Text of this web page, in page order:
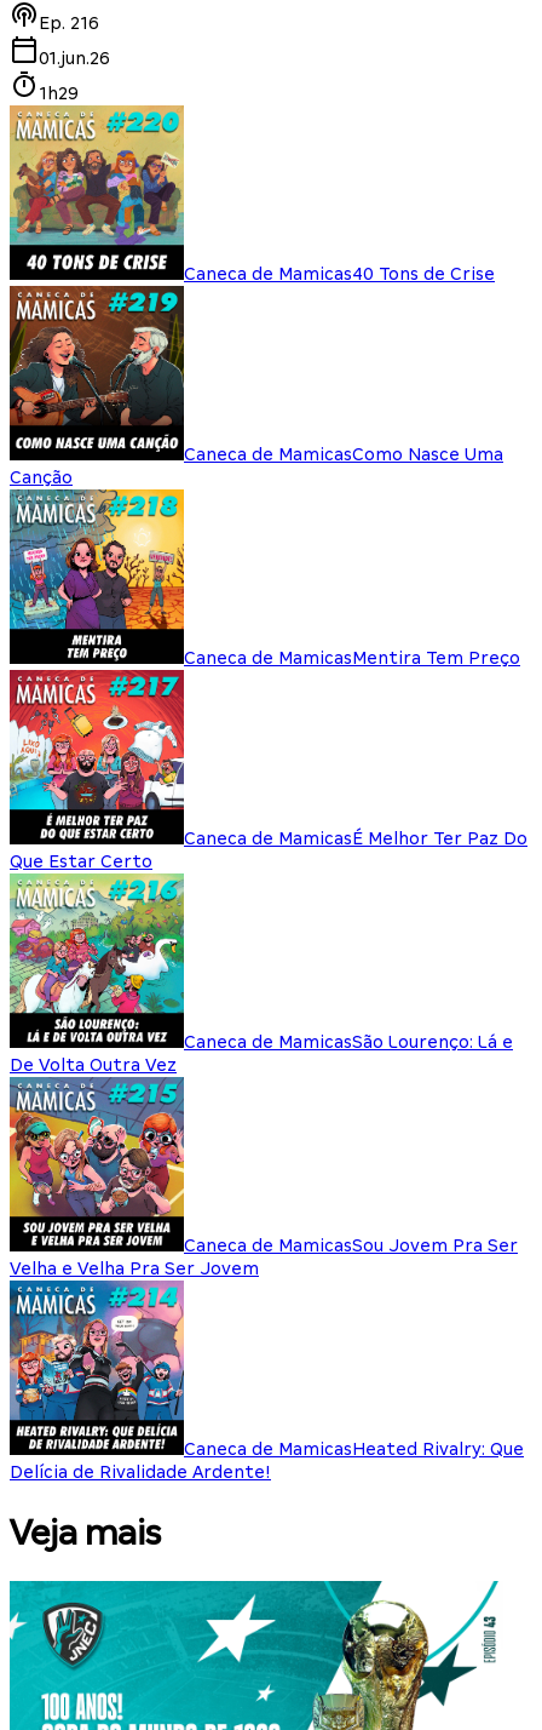
Ep. 216
01.jun.26
1h29
Caneca de Mamicas40 Tons de Crise
Caneca de MamicasComo Nasce Uma
Canção
Caneca de MamicasMentira Tem Preço
Caneca de MamicasÉ Melhor Ter Paz Do
Que Estar Certo
Caneca de MamicasSão Lourenço: Lá e
De Volta Outra Vez
Caneca de MamicasSou Jovem Pra Ser
Velha e Velha Pra Ser Jovem
Caneca de MamicasHeated Rivalry: Que
Delícia de Rivalidade Ardente!
Veja mais